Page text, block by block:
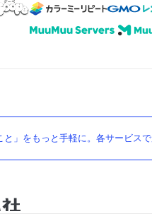
」をもっと手軽に。各サービス